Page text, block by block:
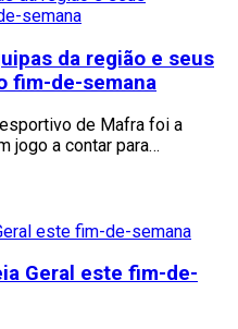
da região e seus
fim-de-semana
de Mafra foi a
jogo a contar para…
Geral este fim-de-